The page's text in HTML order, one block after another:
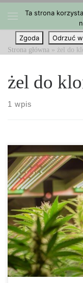
Przejdź do treści
Strona główna » żel do
żel do
1 wpis
Rośliny można
większość komórek w
czyli zdolność
praktyce oznacza to,
potrafi wytworzyć
[…]
Ta strona
Zgoda
Odrzuć